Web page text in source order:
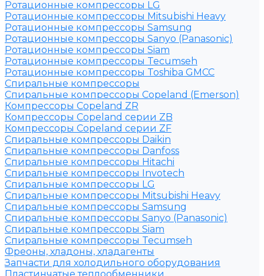
Ротационные компрессоры LG
Ротационные компрессоры Mitsubishi Heavy
Ротационные компрессоры Samsung
Ротационные компрессоры Sanyo (Panasonic)
Ротационные компрессоры Siam
Ротационные компрессоры Tecumseh
Ротационные компрессоры Toshiba GMCC
Спиральные компрессоры
Спиральные компрессоры Copeland (Emerson)
Компрессоры Copeland ZR
Компрессоры Copeland серии ZB
Компрессоры Copeland серии ZF
Спиральные компрессоры Daikin
Спиральные компрессоры Danfoss
Спиральные компрессоры Hitachi
Спиральные компрессоры Invotech
Спиральные компрессоры LG
Спиральные компрессоры Mitsubishi Heavy
Спиральные компрессоры Samsung
Спиральные компрессоры Sanyo (Panasonic)
Спиральные компрессоры Siam
Спиральные компрессоры Tecumseh
Фреоны, хладоны, хладагенты
Запчасти для холодильного оборудования